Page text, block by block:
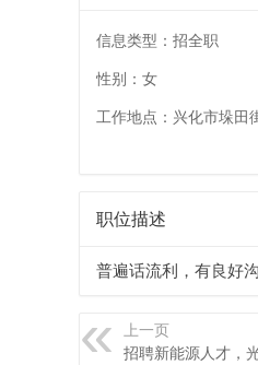
» »
信息类型：招全职
性别：女
工作地点：兴化市垛田
职位描述
普遍话流利，有良好
上一页
招聘新能源人才，